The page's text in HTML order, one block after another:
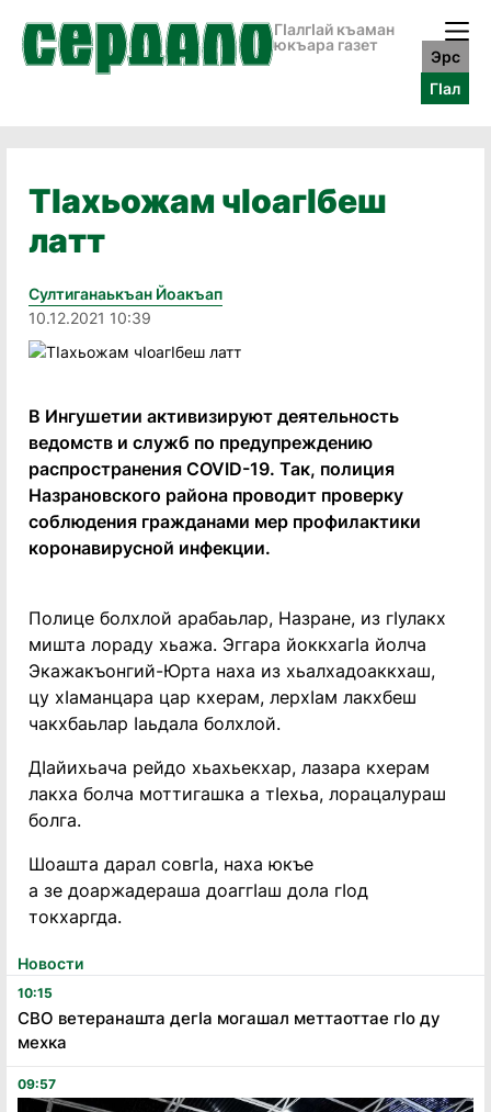
ГӀалгӀай къаман
юкъара газет
Эрс
ГӀал
Новости
10:15
СВО ветеранашта дегӏа могашал меттаоттае гӏо ду
мехка
09:57
ТIахьожам чIоагIбеш
латт
Султиганаькъан Йоакъап
10.12.2021 10:39
В Ингушетии активизируют деятельность
ведомств и служб по предупреждению
распространения COVID-19. Так, полиция
Назрановского района проводит проверку
соблюдения гражданами мер профилактики
коронавирусной инфекции.
Полице болхлой арабаьлар, Назране, из гIулакх
мишта лораду хьажа. Эггара йоккхагIа йолча
Экажакъонгий-Юрта наха из хьалхадоаккхаш,
цу хIаманцара цар кхерам, лерхIам лакхбеш
чакхбаьлар Iаьдала болхлой.
ДIайихьача рейдо хьахьекхар, лазара кхерам
лакха болча моттигашка а тIехьа, лорацалураш
болга.
Шоашта дарал совгIа, наха юкъе
а зе доаржадераша доаггIаш дола гIод
токхаргда.